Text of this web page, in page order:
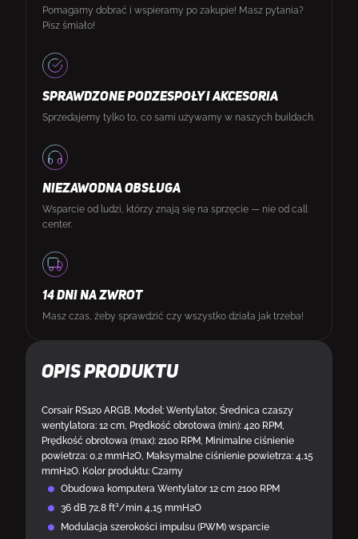
Opis produktu
Corsair RS120 ARGB. Model: Wentylator, Średnica czaszy
wentylatora: 12 cm, Prędkość obrotowa (min): 420 RPM,
Prędkość obrotowa (max): 2100 RPM, Minimalne ciśnienie
powietrza: 0,2 mmH2O, Maksymalne ciśnienie powietrza: 4,15
mmH2O. Kolor produktu: Czarny
Obudowa komputera Wentylator 12 cm 2100 RPM
36 dB 72,8 ft³/min 4,15 mmH2O
Modulacja szerokości impulsu (PWM) wsparcie
Pomagamy dobrać i wspieramy po zakupie! Masz pytania?
Pisz śmiało!
SPRAWDZONE PODZESPOŁY I AKCESORIA
Sprzedajemy tylko to, co sami używamy w naszych buildach.
NIEZAWODNA OBSŁUGA
Wsparcie od ludzi, którzy znają się na sprzęcie — nie od call
center.
14 DNI NA ZWROT
Masz czas, żeby sprawdzić czy wszystko działa jak trzeba!